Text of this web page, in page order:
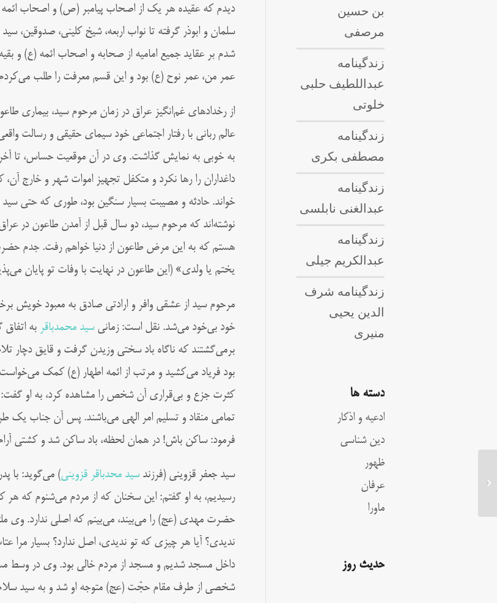
دیدم که عقیده هر یک از اصحاب پیامبر (ص) و اصحاب ائمه
سلمان و ابوذر گرفته تا نواب اربعه، شیخ کلینی،
شدم بر عقاید جمیع امامیه از صحابه و اصحاب ائمه (ع) و
عمر من، عمر نوح (ع) بود و این قسم معرفت را طلب
از رخدادهای غم‌انگیز عراق در زمان مرحوم سید، بیماری
عالم ربانی با رفتار اجتماعی خود سیمای حقیقی و رسالت
به خوبی به نمایش گذاشت. وی در آن موقعیت حساس، تا آخر
داغداران را رها نکرد و متکفل تجهیز اموات شهر و خارج آن،
خواند. حادثه و مصیبت بسیار سنگین بود، طوری که حتی سید
نوشته‌اند که مرحوم سید، دو سال قبل از آمدن طاعون در
هستم که به این مرض طاعون از دنیا خواهم رفت. جدم
یختم یا ولدی» (این طاعون در نهایت با وفات تو پایان
مرحوم سید از عشقی وافر و ارادتی صادق به معبود خویش
خود بی‌خود می‌شد. نقل است: زمانیسید محمدباقر به
برمی‌گشتند که ناگاه باد سختی وزیدن گرفت و قایق دچار
بود فریاد می‌کشید و مرتب از ائمه اطهار (ع) کمک
کثرت جزع و بی‌قراری آن شخص را مشاهده کرد، به او گفت:
تمامی منقاد و تسلیم امر الهی می‌باشند. پس آن جناب یک
فرمود: ساکن باش! در همان لحظه، باد ساکن شد و کشتی
سید جعفر قزوینی (فرزندسید محدباقر قزوینی) می‌گوید: با
رسيديم، به او گفتم: اين سخنان كه از مردم مى‌شنوم كه
حضرت مهدى (عج) را مى‌بيند، مى‌بينم كه اصلى ندارد. وی
نديدى؟ آيا هر چيزى كه تو نديدى، اصل ندارد؟ بسيار
داخل مسجد شديم و مسجد از مردم خالى بود. وی در وسط
شخصى از طرف مقام حجّت (عج) متوجه او شد و به سيد سلام
بن حسین
مرصفی
زندگینامه
عبداللطيف حلبى
خلوتی
زندگینامه
مصطفی بکری
زندگینامه
عبدالغنی نابلسی
زندگینامه
عبدالکریم جیلی
زندگینامه شرف
الدین یحیی
منیری
دسته ها
ادعیه و اذکار
دین شناسی
ظهور
عرفان
ماورا
حدیث روز
زندگینامه سید جعفر قزوینی